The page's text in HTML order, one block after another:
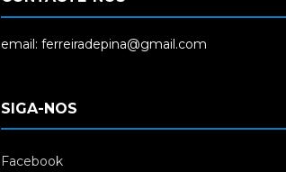
email: ferreiradepina@gmail.com
SIGA-NOS
Facebook